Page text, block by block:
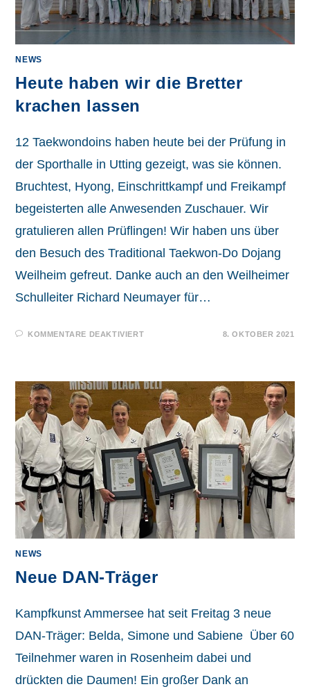
NEWS
Heute haben wir die Bretter
krachen lassen
12 Taekwondoins haben heute bei der Prüfung in
der Sporthalle in Utting gezeigt, was sie können.
Bruchtest, Hyong, Einschrittkampf und Freikampf
begeisterten alle Anwesenden Zuschauer. Wir
gratulieren allen Prüflingen! Wir haben uns über
den Besuch des Traditional Taekwon-Do Dojang
Weilheim gefreut. Danke auch an den Weilheimer
Schulleiter Richard Neumayer für…
KOMMENTARE DEAKTIVIERTFÜR
BRETTER
KRACHEN
LASSEN
8. OKTOBER 2021
NEWS
Neue DAN-Träger
Kampfkunst Ammersee hat seit Freitag 3 neue
DAN-Träger: Belda, Simone und Sabiene Über 60
Teilnehmer waren in Rosenheim dabei und
drückten die Daumen! Ein großer Dank an